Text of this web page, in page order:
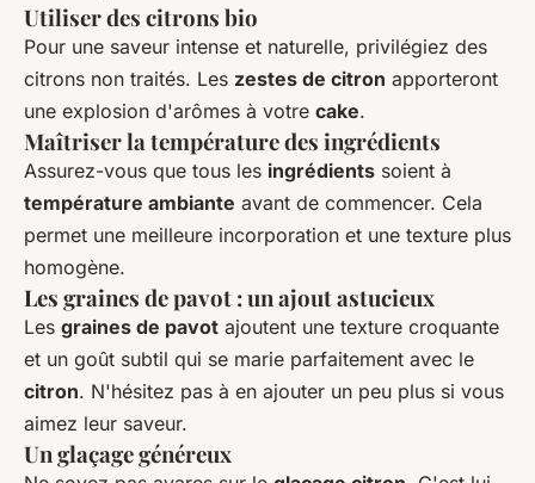
Utiliser des citrons bio
Pour une saveur intense et naturelle, privilégiez des
citrons non traités. Les zestes de citron apporteront
une explosion d'arômes à votre cake.
Maîtriser la température des ingrédients
Assurez-vous que tous les ingrédients soient à
température ambiante avant de commencer. Cela
permet une meilleure incorporation et une texture plus
homogène.
Les graines de pavot : un ajout astucieux
Les graines de pavot ajoutent une texture croquante
et un goût subtil qui se marie parfaitement avec le
citron. N'hésitez pas à en ajouter un peu plus si vous
aimez leur saveur.
Un glaçage généreux